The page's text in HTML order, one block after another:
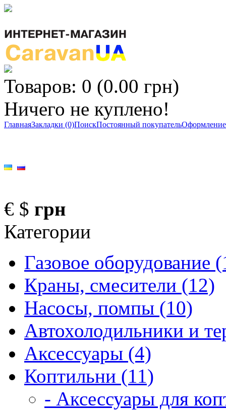
Товаров: 0 (0.00 грн)
Ничего не куплено!
ГлавнаяЗакладки (0)ПоискПостоянный покупательОформление
€ $ грн
Категории
Газовое оборудование
Краны, смесители (12)
Насосы, помпы (10)
Автохолодильники и
Аксессуары (4)
Коптильни (11)
- Аксессуары для